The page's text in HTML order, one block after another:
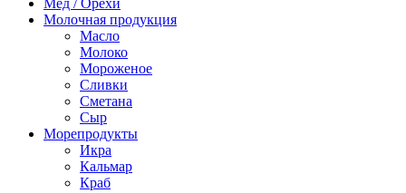
Мёд / Орехи
Молочная продукция
Масло
Молоко
Мороженое
Сливки
Сметана
Сыр
Морепродукты
Икра
Кальмар
Краб